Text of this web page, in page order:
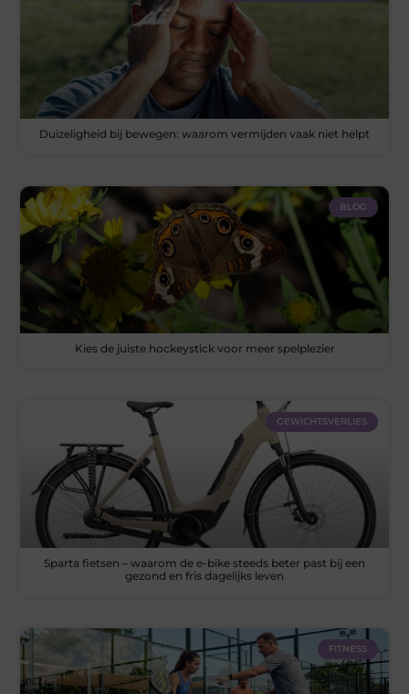
Duizeligheid bij bewegen: waarom vermijden vaak niet helpt
BLOG
Kies de juiste hockeystick voor meer spelplezier
GEWICHTSVERLIES
Sparta fietsen – waarom de e-bike steeds beter past bij een
gezond en fris dagelijks leven
FITNESS